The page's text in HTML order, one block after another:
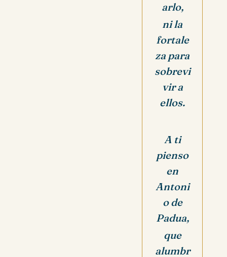
arlo,
ni la
fortale
za para
sobrevi
vir a
ellos.
A ti
pienso
en
Antoni
o de
Padua,
que
alumbr